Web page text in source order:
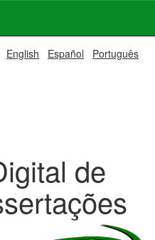
English Español Português
de